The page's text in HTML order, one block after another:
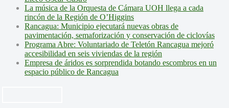
La música de la Orquesta de Cámara UOH llega a cada
rincón de la Región de O’Higgins
Rancagua: Municipio ejecutará nuevas obras de
pavimentación, semaforización y conservación de ciclovías
Programa Abre: Voluntariado de Teletón Rancagua mejoró
accesibilidad en seis viviendas de la región
Empresa de áridos es sorprendida botando escombros en un
espacio público de Rancagua